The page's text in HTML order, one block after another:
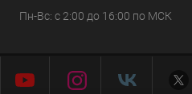
Пн-Вс: с 2:00 до 16:00 по МСК